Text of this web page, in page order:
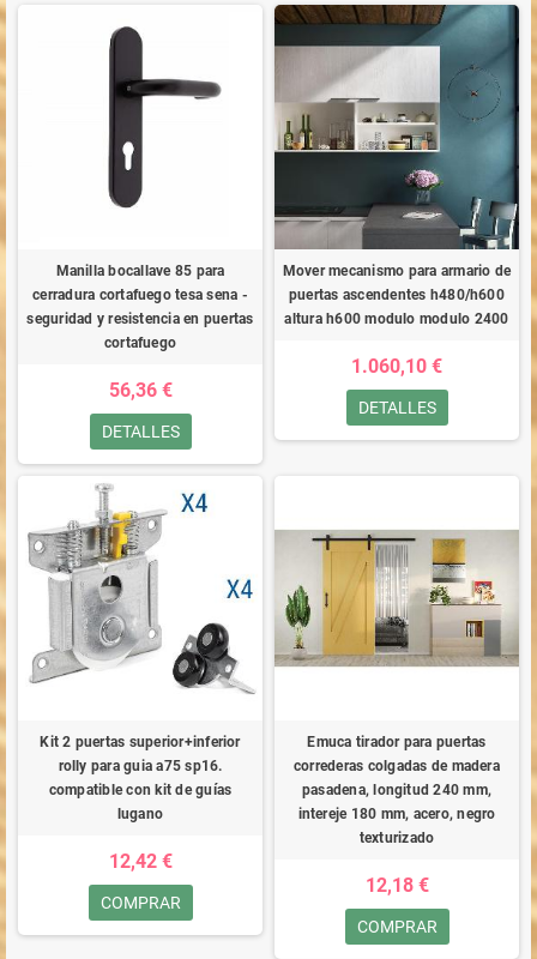
Manilla bocallave 85 para
cerradura cortafuego tesa sena -
seguridad y resistencia en puertas
cortafuego
56,36 €
DETALLES
Mover mecanismo para armario de
puertas ascendentes h480/h600
altura h600 modulo modulo 2400
1.060,10 €
DETALLES
Kit 2 puertas superior+inferior
rolly para guia a75 sp16.
compatible con kit de guías
lugano
12,42 €
COMPRAR
Emuca tirador para puertas
correderas colgadas de madera
pasadena, longitud 240 mm,
intereje 180 mm, acero, negro
texturizado
12,18 €
COMPRAR